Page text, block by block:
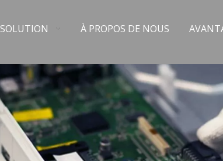
SOLUTION À PROPOS DE NOUS